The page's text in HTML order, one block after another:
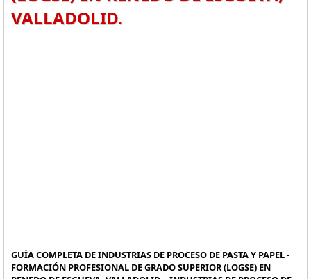
VALLADOLID.
GUÍA COMPLETA DE INDUSTRIAS DE PROCESO DE PASTA Y PAPEL -
FORMACIÓN PROFESIONAL DE GRADO SUPERIOR (LOGSE) EN